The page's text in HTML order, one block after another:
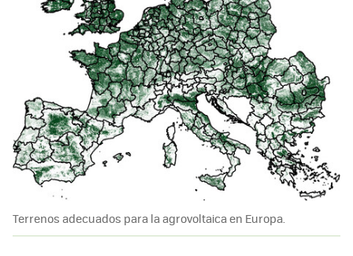
Terrenos adecuados para la agrovoltaica en Europa.